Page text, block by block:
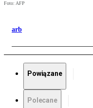
Foto: AFP
arb
Powiązane
Polecane